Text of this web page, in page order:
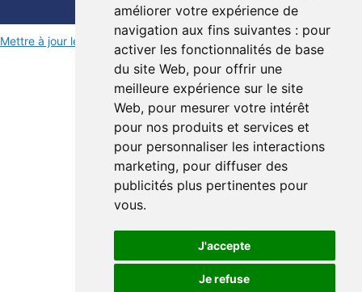
améliorer votre expérience de
navigation aux fins suivantes : pour
activer les fonctionnalités de base
du site Web, pour offrir une
meilleure expérience sur le site
Web, pour mesurer votre intérêt
pour nos produits et services et
pour personnaliser les interactions
marketing, pour diffuser des
publicités plus pertinentes pour
vous.
J'accepte
Je refuse
Tout droit réservé © 2026 Lakeshore Cardinal Funeral Home
Mettre à jour les préférences de cookies